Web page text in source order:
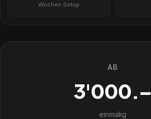
Wochen Setup
AB
3'000.–
einmalig